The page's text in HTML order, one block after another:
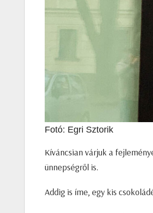
Fotó: Egri Sztorik
Kíváncsian várjuk a
ünnepségről is.
Addig is íme, egy kis